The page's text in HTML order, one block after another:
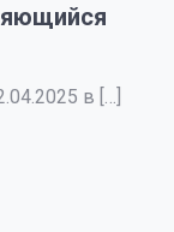
в […]